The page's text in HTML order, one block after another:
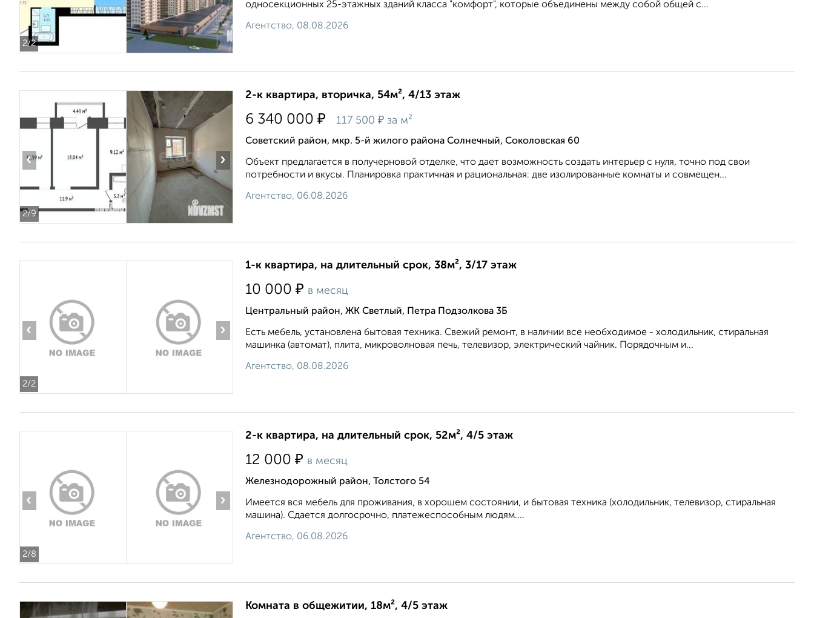
2/2
односекционных 25-этажных зданий класса "комфорт", которые объединены между собой общей с...
Агентство, 08.08.2026
2/9
‹ ›
2-к квартира, вторичка, 54м², 4/13 этаж
6 340 000 ₽ 117 500 ₽ за м²
Советский район, мкр. 5-й жилого района Солнечный, Соколовская 60
Объект предлагается в получерновой отделке, что дает возможность создать интерьер с нуля, точно под свои
потребности и вкусы. Планировка практичная и рациональная: две изолированные комнаты и совмещен...
Агентство, 06.08.2026
2/2
‹ ›
1-к квартира, на длительный срок, 38м², 3/17 этаж
10 000 ₽ в месяц
Центральный район, ЖК Светлый, Петра Подзолкова 3Б
Есть мебель, установлена бытовая техника. Свежий ремонт, в наличии все необходимое - холодильник, стиральная
машинка (автомат), плита, микроволновая печь, телевизор, электрический чайник. Порядочным и...
Агентство, 08.08.2026
2/8
‹ ›
2-к квартира, на длительный срок, 52м², 4/5 этаж
12 000 ₽ в месяц
Железнодорожный район, Толстого 54
Имеется вся мебель для проживания, в хорошем состоянии, и бытовая техника (холодильник, телевизор, стиральная
машина). Сдается долгосрочно, платежеспособным людям....
Агентство, 06.08.2026
Комната в общежитии, 18м², 4/5 этаж